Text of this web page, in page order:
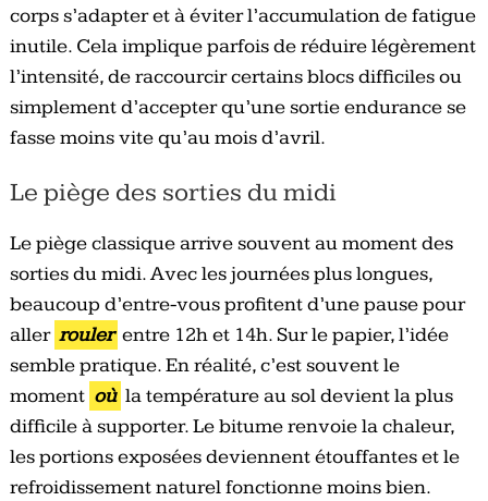
corps s’adapter et à éviter l’accumulation de fatigue
inutile. Cela implique parfois de réduire légèrement
l’intensité, de raccourcir certains blocs difficiles ou
simplement d’accepter qu’une sortie endurance se
fasse moins vite qu’au mois d’avril.
Le piège des sorties du midi
Le piège classique arrive souvent au moment des
sorties du midi. Avec les journées plus longues,
beaucoup d’entre-vous profitent d’une pause pour
aller rouler entre 12h et 14h. Sur le papier, l’idée
semble pratique. En réalité, c’est souvent le
moment où la température au sol devient la plus
difficile à supporter. Le bitume renvoie la chaleur,
les portions exposées deviennent étouffantes et le
refroidissement naturel fonctionne moins bien.